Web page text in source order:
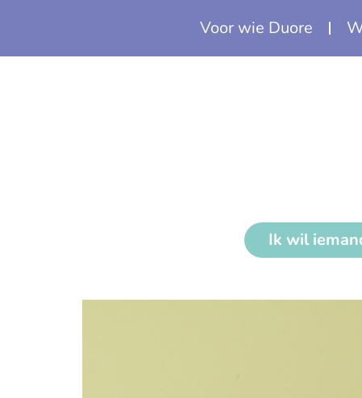
Voor wie Duore
Ik wil
Kim Schievink